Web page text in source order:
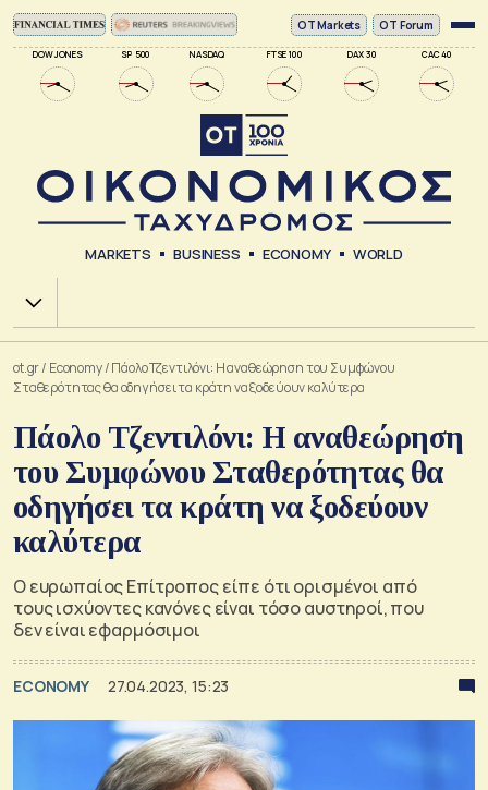
DOW JONES SP 500 NASDAQ FTSE 100 DAX 30 CAC 40
ΟΤ Markets OT Forum
MARKETS BUSINESS ECONOMY WORLD
Χ.Α.
ot.gr/ Economy/Πάολο Τζεντιλόνι: Η αναθεώρηση του Συμφώνου
Σταθερότητας θα οδηγήσει τα κράτη να ξοδεύουν καλύτερα
Πάολο Τζεντιλόνι: Η αναθεώρηση
του Συμφώνου Σταθερότητας θα
οδηγήσει τα κράτη να ξοδεύουν
καλύτερα
Ο ευρωπαίος Επίτροπος είπε ότι ορισμένοι από
τους ισχύοντες κανόνες είναι τόσο αυστηροί, που
δεν είναι εφαρμόσιμοι
ECONOMY 27.04.2023, 15:23